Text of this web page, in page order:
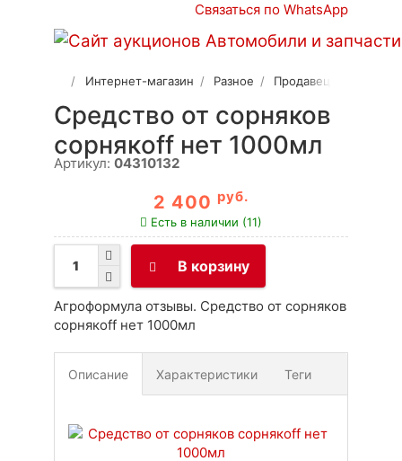
Связаться по WhatsApp
Интернет-магазин Разное Продавец 2
Средство от сорняков
сорнякoff нет 1000мл
Артикул: 04310132
2 400 руб.
Есть в наличии (11)
В корзину
Агроформула отзывы. Средство от сорняков
сорнякoff нет 1000мл
Описание Характеристики Теги